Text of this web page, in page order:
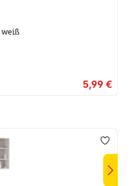
weiß
5,99 €